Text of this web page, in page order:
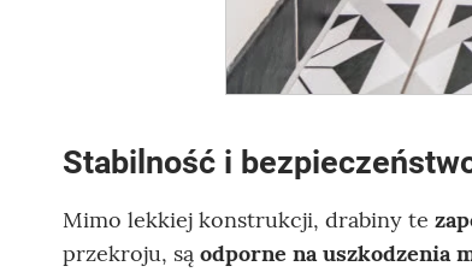
Stabilność i
Mimo lekkiej konstrukcji, drabiny te
przekroju, są odporne na uszkodzenia